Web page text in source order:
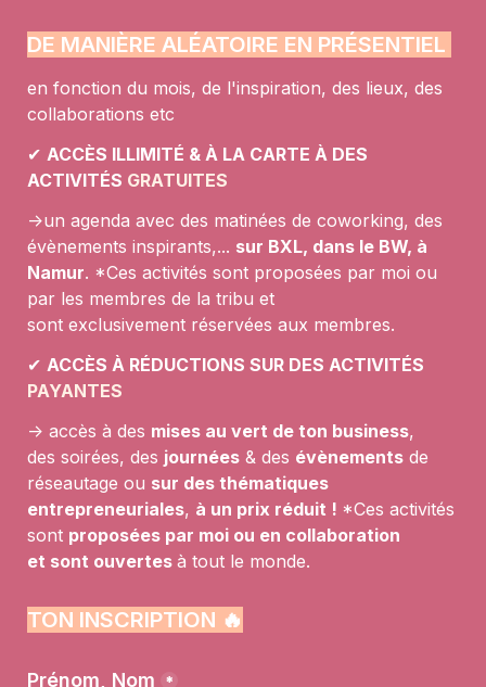
DE MANIÈRE ALÉATOIRE EN PRÉSENTIEL
en fonction du mois, de l'inspiration, des lieux, des
collaborations etc
✔︎
ACTIVITÉS GRATUITES
->un agenda avec des matinées de coworking, des
évènements inspirants,... sur BXL, dans le BW, à
Namur. *Ces activités sont proposées par moi ou
par les membres de la tribu et
sont exclusivement réservées aux membres.
✔︎ ACCÈS À RÉDUCTIONS SUR DES
PAYANTES
-> accès à des mises au vert de ton business
des soirées, des journées & des évènements de
réseautage ou sur des thématiques
entrepreneuriales, à un prix réduit ! *Ces activités
sont proposées par moi ou en collaboration
et sont ouvertes à tout le monde.
TON INSCRIPTION 🔥
Prénom, Nom *